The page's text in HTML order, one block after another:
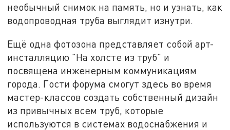
необычный снимок на память, но и узнать, как
водопроводная труба выглядит изнутри.
Ещё одна фотозона представляет собой арт-
инсталляцию "На холсте из труб" и
посвящена инженерным коммуникациям
города. Гости форума смогут здесь во время
мастер-классов создать собственный дизайн
из привычных всем труб, которые
используются в системах водоснабжения и